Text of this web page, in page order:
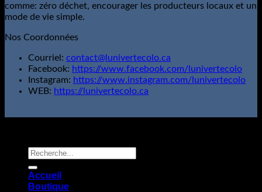
comme: zéro déchet, encourager les producteurs locaux et un
mode de vie simple.
Nos Coordonnées
Courriel: contact@lunivertecolo.ca
Facebook: https://www.facebook.com/lunivertecolo
Instagram: https://www.instagram.com/lunivertecolo
WEB: https://lunivertecolo.ca
Recherche
pour :
Accueil
Boutique